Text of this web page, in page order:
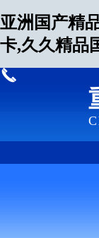
亚洲国产精
卡,久久精品